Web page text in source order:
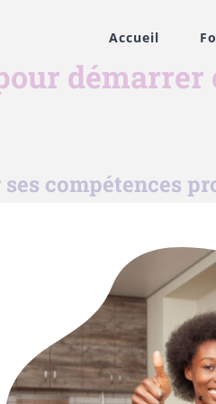
Accueil
compétences